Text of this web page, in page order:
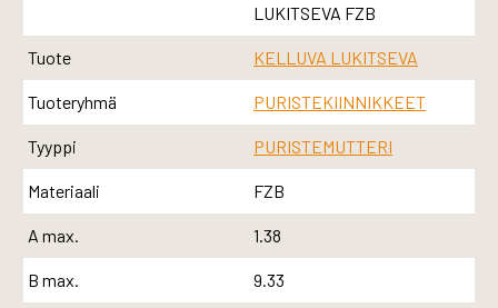
LUKITSEVA FZB
Tuote KELLUVA LUKITSEVA
Tuoteryhmä PURISTEKIINNIKKEET
Tyyppi PURISTEMUTTERI
Materiaali FZB
A max. 1.38
B max. 9.33